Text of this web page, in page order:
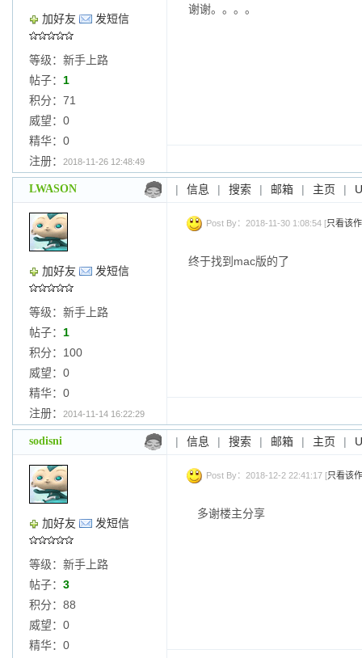
加好友 发短信
等级：新手上路
帖子： 1
积分：71
威望：0
精华：0
注册：
2018-11-26 12:48:49
谢谢。。。。
LWASON | 信息 | 搜索 | 邮箱 | 主页 |
加好友 发短信
等级：新手上路
帖子： 1
积分：100
威望：0
精华：0
注册：
2014-11-14 16:22:29
Post By：2018-11-30 1:08:54 [只看该
终于找到mac版的了
sodisni | 信息 | 搜索 | 邮箱 | 主页 |
加好友 发短信
等级：新手上路
帖子： 3
积分：88
威望：0
精华：0
Post By：2018-12-2 22:41:17 [只看该
多谢楼主分享